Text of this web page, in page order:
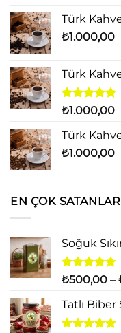
Türk
₺1.000,00
Türk
5 üzerinden
aldı
₺1.000,00
Türk
₺1.000,00
EN ÇOK SATANLAR
Soğuk
5
üzerinden
4.71oy
aldı
₺500,00 –
Tatlı Biber